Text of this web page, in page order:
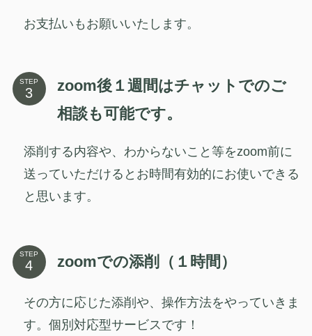
お支払いもお願いいたします。
STEP
zoom後１週間はチャットでのご
相談も可能です。
添削する内容や、わからないこと等をzoom前に
送っていただけるとお時間有効的にお使いできる
と思います。
STEP zoomでの添削（１時間）
その方に応じた添削や、操作方法をやっていきま
す。個別対応型サービスです！